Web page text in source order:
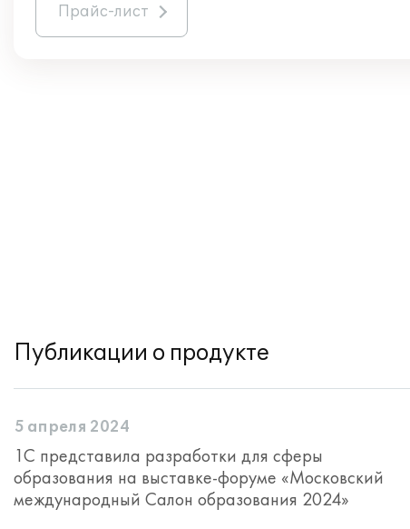
Прайс-лист
Публикации о продукте
5 апреля 2024
1С представила разработки для сферы
образования на выставке-форуме «Московский
международный Салон образования 2024»